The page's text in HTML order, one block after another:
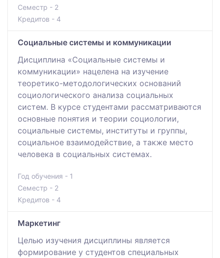
Семестр - 2
Кредитов - 4
Социальные системы и коммуникации
Дисциплина «Социальные системы и
коммуникации» нацелена на изучение
теоретико-методологических оснований
социологического анализа социальных
систем. В курсе студентами рассматриваются
основные понятия и теории социологии,
социальные системы, институты и группы,
социальное взаимодействие, а также место
человека в социальных системах.
Год обучения - 1
Семестр - 2
Кредитов - 4
Маркетинг
Целью изучения дисциплины является
формирование у студентов специальных